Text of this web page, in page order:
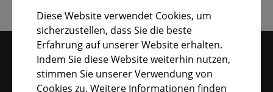
Diese Website verwendet Cookies, um
sicherzustellen, dass Sie die beste
Erfahrung auf unserer Website erhalten.
Indem Sie diese Website weiterhin nutzen,
stimmen Sie unserer Verwendung von
Cookies zu. Weitere Informationen finden
BEZIRK MITTELFRANKEN IM